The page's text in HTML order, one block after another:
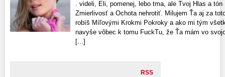
. videli, Eli, pomenej, lebo tma, ale Tvoj Hlas a
Zmierlivosť a Ochota nehrotiť. Milujem Ťa aj za
robíš Míľovými Krokmi Pokroky a ako mi tým
navyše vôbec k tomu FuckTu, že Ťa mám vo
[...]
RSS